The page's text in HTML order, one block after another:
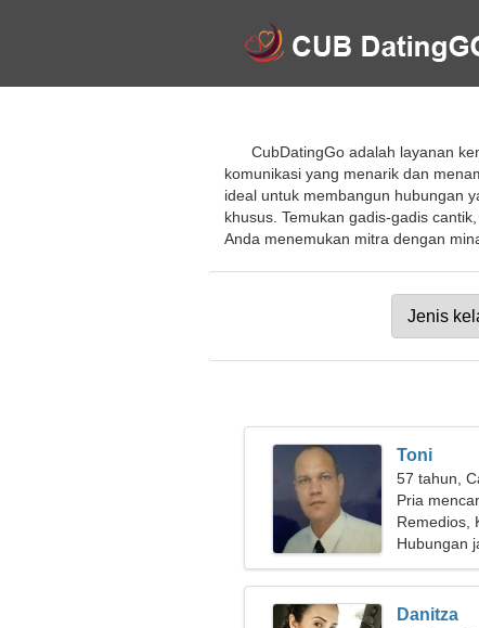
CubDatingGo adalah layanan
komunikasi yang menarik dan
ideal untuk membangun hubungan
khusus. Temukan gadis-gadis
Anda menemukan mitra dengan
Toni
57 tahun,
Pria
Remedios,
Hubungan
Danitza